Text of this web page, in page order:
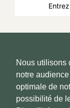
Nous utilisons
notre
optimale de
possibilité de
Copyright 2026 ©
Based on Kate&You